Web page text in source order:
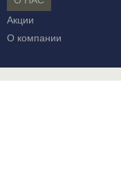
Акции
О компании